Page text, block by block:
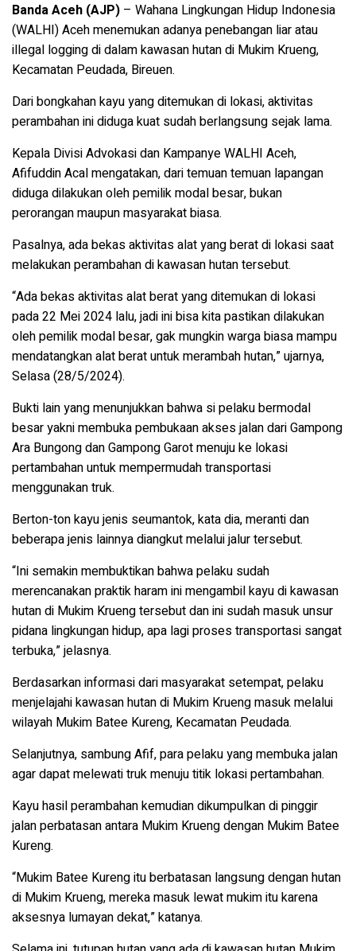
Banda Aceh (AJP) – Wahana Lingkungan Hidup Indonesia
(WALHI) Aceh menemukan adanya penebangan liar atau
illegal logging di dalam kawasan hutan di Mukim Krueng,
Kecamatan Peudada, Bireuen.
Dari bongkahan kayu yang ditemukan di lokasi, aktivitas
perambahan ini diduga kuat sudah berlangsung sejak lama.
Kepala Divisi Advokasi dan Kampanye WALHI Aceh,
Afifuddin Acal mengatakan, dari temuan temuan lapangan
diduga dilakukan oleh pemilik modal besar, bukan
perorangan maupun masyarakat biasa.
Pasalnya, ada bekas aktivitas alat yang berat di lokasi saat
melakukan perambahan di kawasan hutan tersebut.
“Ada bekas aktivitas alat berat yang ditemukan di lokasi
pada 22 Mei 2024 lalu, jadi ini bisa kita pastikan dilakukan
oleh pemilik modal besar, gak mungkin warga biasa mampu
mendatangkan alat berat untuk merambah hutan,” ujarnya,
Selasa (28/5/2024).
Bukti lain yang menunjukkan bahwa si pelaku bermodal
besar yakni membuka pembukaan akses jalan dari Gampong
Ara Bungong dan Gampong Garot menuju ke lokasi
pertambahan untuk mempermudah transportasi
menggunakan truk.
Berton-ton kayu jenis seumantok, kata dia, meranti dan
beberapa jenis lainnya diangkut melalui jalur tersebut.
“Ini semakin membuktikan bahwa pelaku sudah
merencanakan praktik haram ini mengambil kayu di kawasan
hutan di Mukim Krueng tersebut dan ini sudah masuk unsur
pidana lingkungan hidup, apa lagi proses transportasi sangat
terbuka,” jelasnya.
Berdasarkan informasi dari masyarakat setempat, pelaku
menjelajahi kawasan hutan di Mukim Krueng masuk melalui
wilayah Mukim Batee Kureng, Kecamatan Peudada.
Selanjutnya, sambung Afif, para pelaku yang membuka jalan
agar dapat melewati truk menuju titik lokasi pertambahan.
Kayu hasil perambahan kemudian dikumpulkan di pinggir
jalan perbatasan antara Mukim Krueng dengan Mukim Batee
Kureng.
“Mukim Batee Kureng itu berbatasan langsung dengan hutan
di Mukim Krueng, mereka masuk lewat mukim itu karena
aksesnya lumayan dekat,” katanya.